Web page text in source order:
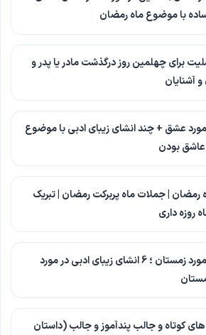
با موضوع ماه رمضان
برای چهلمین روز درگذشت مادر یا پدر و
آشنایان
مورد عشق + چند انشای زیبای ادبی با موضوع
بودن
رمضان | جملات ماه پربرکت رمضان | تبریک
روزه داری
انشا در مورد زمستان ؛ 6 انشای زیبای ادبی در مورد
کوتاه و جالب پندآموز و جالب (داستان